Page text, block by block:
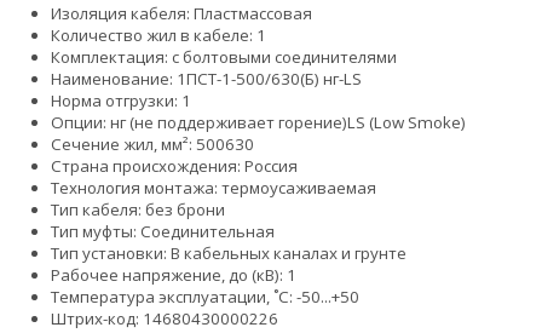
Изоляция кабеля: Пластмассовая
Количество жил в кабеле: 1
Комплектация: с болтовыми соединителями
Наименование: 1ПСТ-1-500/630(Б) нг-LS
Норма отгрузки: 1
Опции: нг (не поддерживает горение)LS (Low Smoke)
Сечение жил, мм²: 500630
Страна происхождения: Россия
Технология монтажа: термоусаживаемая
Тип кабеля: без брони
Тип муфты: Соединительная
Тип установки: В кабельных каналах и грунте
Рабочее напряжение, до (кВ): 1
Температура эксплуатации, ˚С: -50...+50
Штрих-код: 14680430000226